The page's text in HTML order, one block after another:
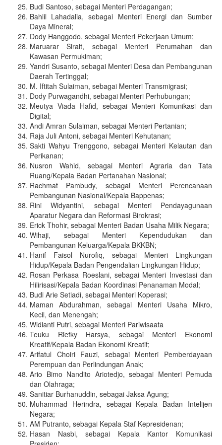
Budi Santoso, sebagai Menteri Perdagangan;
Bahlil Lahadalia, sebagai Menteri Energi dan Sumber
Daya Mineral;
Dody Hanggodo, sebagai Menteri Pekerjaan Umum;
Maruarar Sirait, sebagai Menteri Perumahan dan
Kawasan Permukiman;
Yandri Susanto, sebagai Menteri Desa dan Pembangunan
Daerah Tertinggal;
M. Iftitah Sulaiman, sebagai Menteri Transmigrasi;
Dody Purwagandhi, sebagai Menteri Perhubungan;
Meutya Viada Hafid, sebagai Menteri Komunikasi dan
Digital;
Andi Amran Sulaiman, sebagai Menteri Pertanian;
Raja Juli Antoni, sebagai Menteri Kehutanan;
Sakti Wahyu Trenggono, sebagai Menteri Kelautan dan
Perikanan;
Nusron Wahid, sebagai Menteri Agraria dan Tata
Ruang/Kepala Badan Pertanahan Nasional;
Rachmat Pambudy, sebagai Menteri Perencanaan
Pembangunan Nasional/Kepala Bappenas;
Rini Widyantini, sebagai Menteri Pendayagunaan
Aparatur Negara dan Reformasi Birokrasi;
Erick Thohir, sebagai Menteri Badan Usaha Milik Negara;
Wihaji, sebagai Menteri Kependudukan dan
Pembangunan Keluarga/Kepala BKKBN;
Hanif Faisol Nurofiq, sebagai Menteri Lingkungan
Hidup/Kepala Badan Pengendalian Lingkungan Hidup;
Rosan Perkasa Roeslani, sebagai Menteri Investasi dan
Hilirisasi/Kepala Badan Koordinasi Penanaman Modal;
Budi Arie Setiadi, sebagai Menteri Koperasi;
Maman Abdurahman, sebagai Menteri Usaha Mikro,
Kecil, dan Menengah;
Widianti Putri, sebagai Menteri Pariwisaata
Teuku Riefky Harsya, sebagai Menteri Ekonomi
Kreatif/Kepala Badan Ekonomi Kreatif;
Arifatul Choiri Fauzi, sebagai Menteri Pemberdayaan
Perempuan dan Perlindungan Anak;
Ario Bimo Nandito Ariotedjo, sebagai Menteri Pemuda
dan Olahraga;
Sanitiar Burhanuddin, sebagai Jaksa Agung;
Muhammad Herindra, sebagai Kepala Badan Intelijen
Negara;
AM Putranto, sebagai Kepala Staf Kepresidenan;
Hasan Nasbi, sebagai Kepala Kantor Komunikasi